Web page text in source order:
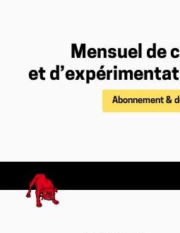
Mensuel de
et
Abonnement &